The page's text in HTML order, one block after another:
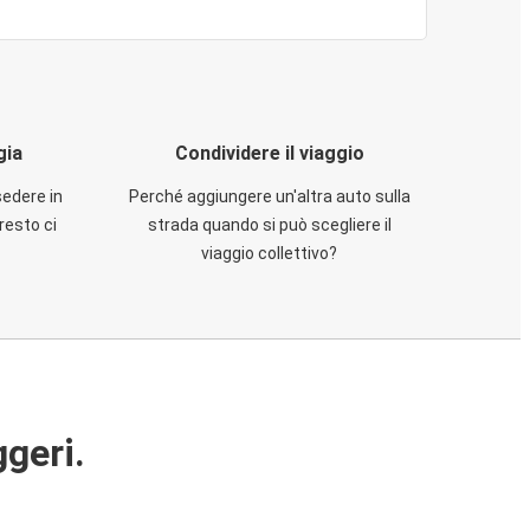
in
ci
Condividere il viaggio
Perché aggiungere un'altra auto sulla
strada quando si può scegliere il
viaggio collettivo?